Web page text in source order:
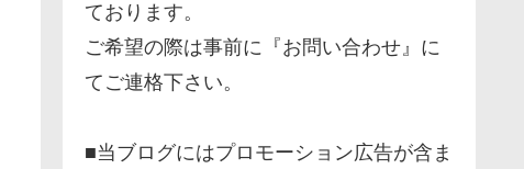
ております。
ご希望の際は事前に『お問い合わせ』に
てご連格下さい。
■当ブログにはプロモーション広告が含ま